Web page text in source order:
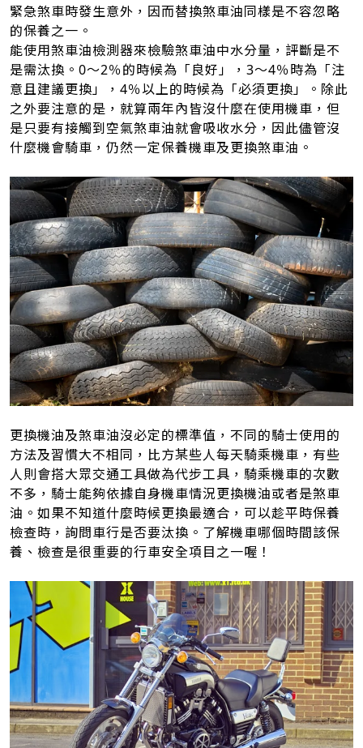
緊急煞車時發生意外，因而替換煞車油同樣是不容忽略
的保養之一。
能使用煞車油檢測器來檢驗煞車油中水分量，評斷是不
是需汰換。0～2％的時候為「良好」，3～4％時為「注
意且建議更換」，4％以上的時候為「必須更換」。除此
之外要注意的是，就算兩年內皆沒什麼在使用機車，但
是只要有接觸到空氣煞車油就會吸收水分，因此儘管沒
什麼機會騎車，仍然一定保養機車及更換煞車油。
更換機油及煞車油沒必定的標準值，不同的騎士使用的
方法及習慣大不相同，比方某些人每天騎乘機車，有些
人則會搭大眾交通工具做為代步工具，騎乘機車的次數
不多，騎士能夠依據自身機車情況更換機油或者是煞車
油。如果不知道什麼時候更換最適合，可以趁平時保養
檢查時，詢問車行是否要汰換。了解機車哪個時間該保
養、檢查是很重要的行車安全項目之一喔！